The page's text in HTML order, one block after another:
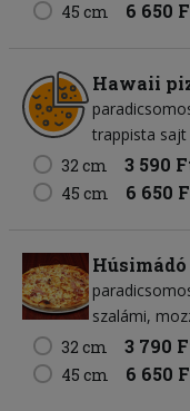
45 cm 6 650
Hawaii
trappista sajt
32 cm
3 590
45 cm 6 650
szalámi
32 cm
3 790
45 cm 6 650